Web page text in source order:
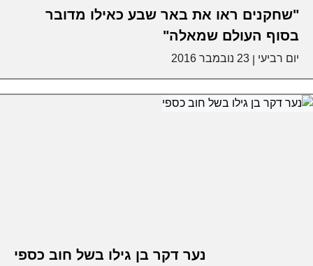
"שחקנים ראו את באר שבע כאילו מדובר
בסוף העולם שמאלה"
יום רביעי 23 נובמבר 2016
נער דקר בן גילו בשל חוב כספי